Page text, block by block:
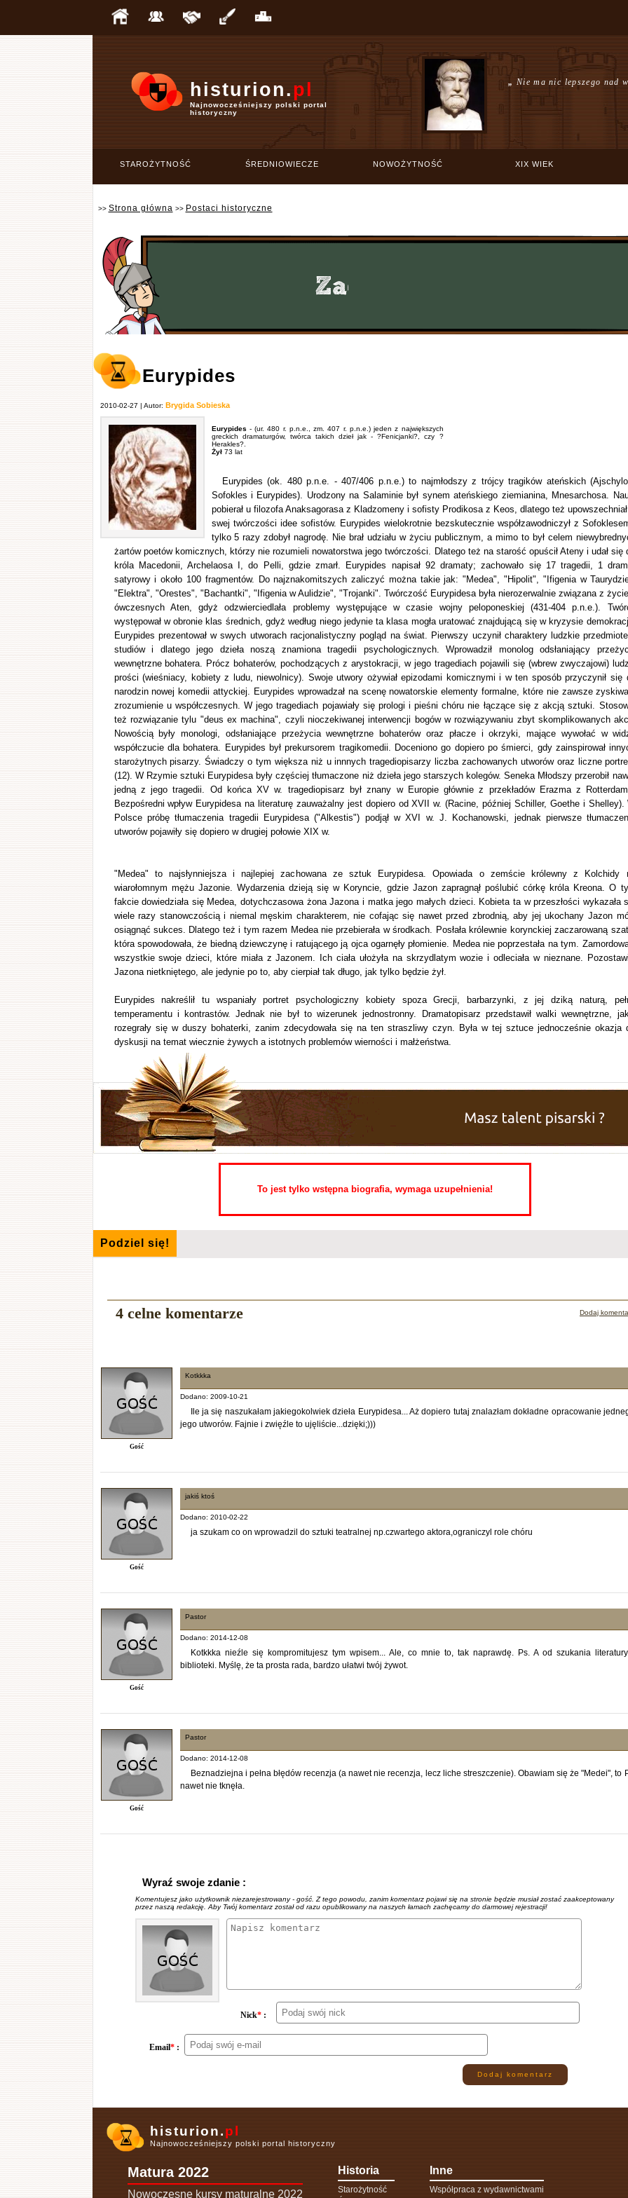
histurion.pl
Najnowocześniejszy polski portal
historyczny
„Nie ma nic lepszego nad
STAROŻYTNOŚĆ ŚREDNIOWIECZE NOWOŻYTNOŚĆ XIX WIEK
>> Strona główna >> Postaci historyczne
Eurypides
2010-02-27 | Autor: Brygida Sobieska
Eurypides - (ur. 480 r. p.n.e., zm. 407 r. p.n.e.) jeden z największych
greckich dramaturgów, twórca takich dzieł jak - ?Fenicjanki?, czy ?
Herakles?.
Żył73 lat
Eurypides (ok. 480 p.n.e. - 407/406 p.n.e.) to najmłodszy z trójcy tragików ateńskich
Sofokles i Eurypides). Urodzony na Salaminie był synem ateńskiego ziemianina, Mnesarchosa.
pobierał u filozofa Anaksagorasa z Kladzomeny i sofisty Prodikosa z Keos, dlatego też
swej twórczości idee sofistów. Eurypides wielokrotnie bezskutecznie współzawodniczył z
tylko 5 razy zdobył nagrodę. Nie brał udziału w życiu publicznym, a mimo to był celem
żartów poetów komicznych, którzy nie rozumieli nowatorstwa jego twórczości. Dlatego też na starość opuścił Ateny i udał się
króla Macedonii, Archelaosa I, do Pelli, gdzie zmarł. Eurypides napisał 92 dramaty; zachowało się 17 tragedii, 1
satyrowy i około 100 fragmentów. Do najznakomitszych zaliczyć można takie jak: "Medea", "Hipolit", "Ifigenia w
"Elektra", "Orestes", "Bachantki", "Ifigenia w Aulidzie", "Trojanki". Twórczość Eurypidesa była nierozerwalnie związana z
ówczesnych Aten, gdyż odzwierciedlała problemy występujące w czasie wojny peloponeskiej (431-404 p.n.e.).
występował w obronie klas średnich, gdyż według niego jedynie ta klasa mogła uratować znajdującą się w kryzysie
Eurypides prezentował w swych utworach racjonalistyczny pogląd na świat. Pierwszy uczynił charaktery ludzkie
studiów i dlatego jego dzieła noszą znamiona tragedii psychologicznych. Wprowadził monolog odsłaniający
wewnętrzne bohatera. Prócz bohaterów, pochodzących z arystokracji, w jego tragediach pojawili się (wbrew zwyczajowi)
prości (wieśniacy, kobiety z ludu, niewolnicy). Swoje utwory ożywiał epizodami komicznymi i w ten sposób przyczynił się
narodzin nowej komedii attyckiej. Eurypides wprowadzał na scenę nowatorskie elementy formalne, które nie zawsze
zrozumienie u współczesnych. W jego tragediach pojawiały się prologi i pieśni chóru nie łączące się z akcją sztuki.
też rozwiązanie tylu "deus ex machina", czyli nioczekiwanej interwencji bogów w rozwiązywaniu zbyt skomplikowanych
Nowością były monologi, odsłaniające przeżycia wewnętrzne bohaterów oraz płacze i okrzyki, mające wywołać w
współczucie dla bohatera. Eurypides był prekursorem tragikomedii. Doceniono go dopiero po śmierci, gdy zainspirował
starożytnych pisarzy. Świadczy o tym większa niż u innnych tragediopisarzy liczba zachowanych utworów oraz liczne
(12). W Rzymie sztuki Eurypidesa były częściej tłumaczone niż dzieła jego starszych kolegów. Seneka Młodszy przerobił
jedną z jego tragedii. Od końca XV w. tragediopisarz był znany w Europie głównie z przekładów Erazma z
Bezpośredni wpływ Eurypidesa na literaturę zauważalny jest dopiero od XVII w. (Racine, później Schiller, Goethe i Shelley).
Polsce próbę tłumaczenia tragedii Eurypidesa ("Alkestis") podjął w XVI w. J. Kochanowski, jednak pierwsze
utworów pojawiły się dopiero w drugiej połowie XIX w.
"Medea" to najsłynniejsza i najlepiej zachowana ze sztuk Eurypidesa. Opowiada o zemście królewny z Kolchidy
wiarołomnym mężu Jazonie. Wydarzenia dzieją się w Koryncie, gdzie Jazon zapragnął poślubić córkę króla Kreona. O
fakcie dowiedziała się Medea, dotychczasowa żona Jazona i matka jego małych dzieci. Kobieta ta w przeszłości wykazała
wiele razy stanowczością i niemal męskim charakterem, nie cofając się nawet przed zbrodnią, aby jej ukochany Jazon
osiągnąć sukces. Dlatego też i tym razem Medea nie przebierała w środkach. Posłała królewnie korynckiej zaczarowaną
która spowodowała, że biedną dziewczynę i ratującego ją ojca ogarnęły płomienie. Medea nie poprzestała na tym.
wszystkie swoje dzieci, które miała z Jazonem. Ich ciała ułożyła na skrzydlatym wozie i odleciała w nieznane.
Jazona nietkniętego, ale jedynie po to, aby cierpiał tak długo, jak tylko będzie żył.
Eurypides nakreślił tu wspaniały portret psychologiczny kobiety spoza Grecji, barbarzynki, z jej dziką naturą,
temperamentu i kontrastów. Jednak nie był to wizerunek jednostronny. Dramatopisarz przedstawił walki wewnętrzne,
rozegrały się w duszy bohaterki, zanim zdecydowała się na ten straszliwy czyn. Była w tej sztuce jednocześnie okazja
dyskusji na temat wiecznie żywych a istotnych problemów wierności i małżeństwa.
To jest tylko wstępna biografia, wymaga uzupełnienia!
Podziel się!
4 celne komentarze Dodaj
Gość
Kotkkka
Dodano: 2009-10-21
Ile ja się naszukałam jakiegokolwiek dzieła Eurypidesa... Aż dopiero tutaj znalazłam dokładne opracowanie
jego utworów. Fajnie i zwięźle to ujęliście...dzięki;)))
Gość
jakiś ktoś
Dodano: 2010-02-22
ja szukam co on wprowadzil do sztuki teatralnej np.czwartego aktora,ograniczyl role chóru
Gość
Pastor
Dodano: 2014-12-08
Kotkkka nieźle się kompromitujesz tym wpisem... Ale, co mnie to, tak naprawdę. Ps. A od szukania
biblioteki. Myślę, że ta prosta rada, bardzo ułatwi twój żywot.
Gość
Pastor
Dodano: 2014-12-08
Beznadziejna i pełna błędów recenzja (a nawet nie recenzja, lecz liche streszczenie). Obawiam się że "Medei", to
nawet nie tknęła.
Wyraź swoje zdanie :
Komentujesz jako użytkownik niezarejestrowany - gość. Z tego powodu, zanim komentarz pojawi się na stronie będzie musiał zostać zaakceptowany
przez naszą redakcję. Aby Twój komentarz został od razu opublikowany na naszych łamach zachęcamy do darmowej rejestracji!
Nick* :
Email* :
Dodaj komentarz
histurion.pl
Najnowocześniejszy polski portal historyczny
Matura 2022
Nowoczesne kursy maturalne 2022
Historia
Starożytność
Inne
Współpraca z wydawnictwami